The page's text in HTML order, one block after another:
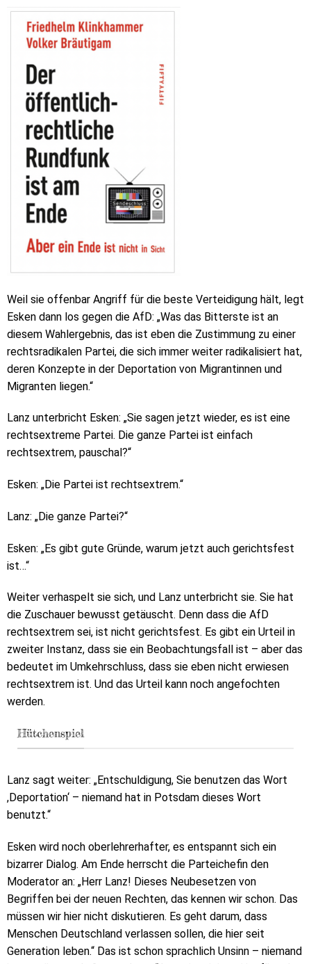
Weil sie offenbar Angriff für die beste Verteidigung hält, legt
Esken dann los gegen die AfD: „Was das Bitterste ist an
diesem Wahlergebnis, das ist eben die Zustimmung zu einer
rechtsradikalen Partei, die sich immer weiter radikalisiert hat,
deren Konzepte in der Deportation von Migrantinnen und
Migranten liegen.“
Lanz unterbricht Esken: „Sie sagen jetzt wieder, es ist eine
rechtsextreme Partei. Die ganze Partei ist einfach
rechtsextrem, pauschal?“
Esken: „Die Partei ist rechtsextrem.“
Lanz: „Die ganze Partei?“
Esken: „Es gibt gute Gründe, warum jetzt auch gerichtsfest
ist…“
Weiter verhaspelt sie sich, und Lanz unterbricht sie. Sie hat
die Zuschauer bewusst getäuscht. Denn dass die AfD
rechtsextrem sei, ist nicht gerichtsfest. Es gibt ein Urteil in
zweiter Instanz, dass sie ein Beobachtungsfall ist – aber das
bedeutet im Umkehrschluss, dass sie eben nicht erwiesen
rechtsextrem ist. Und das Urteil kann noch angefochten
werden.
Hütchenspiel
Lanz sagt weiter: „Entschuldigung, Sie benutzen das Wort
,Deportation‘ – niemand hat in Potsdam dieses Wort
benutzt.“
Esken wird noch oberlehrerhafter, es entspannt sich ein
bizarrer Dialog. Am Ende herrscht die Parteichefin den
Moderator an: „Herr Lanz! Dieses Neubesetzen von
Begriffen bei der neuen Rechten, das kennen wir schon. Das
müssen wir hier nicht diskutieren. Es geht darum, dass
Menschen Deutschland verlassen sollen, die hier seit
Generation leben.“ Das ist schon sprachlich Unsinn – niemand